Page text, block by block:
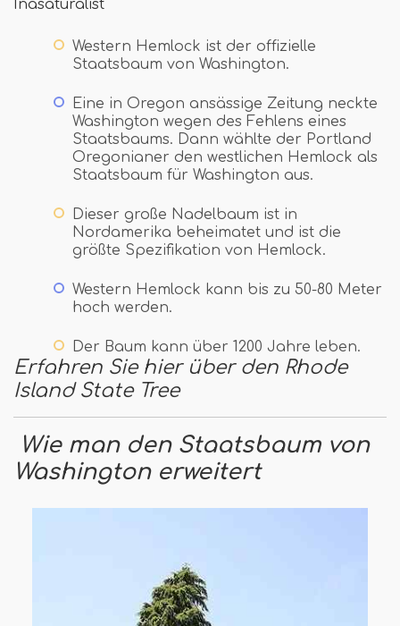
Inasaturalist
Western Hemlock ist der offizielle
Staatsbaum von Washington.
Eine in Oregon ansässige Zeitung neckte
Washington wegen des Fehlens eines
Staatsbaums. Dann wählte der Portland
Oregonianer den westlichen Hemlock als
Staatsbaum für Washington aus.
Dieser große Nadelbaum ist in
Nordamerika beheimatet und ist die
größte Spezifikation von Hemlock.
Western Hemlock kann bis zu 50-80 Meter
hoch werden.
Der Baum kann über 1200 Jahre leben.
Erfahren Sie hier über den Rhode
Island State Tree
Wie man den Staatsbaum von
Washington erweitert